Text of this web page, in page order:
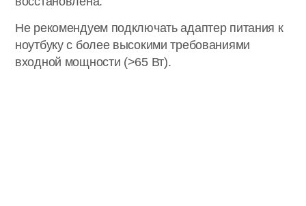
Не рекомендуем подключать адаптер питания к
ноутбуку с более высокими требованиями
входной мощности (>65 Вт).